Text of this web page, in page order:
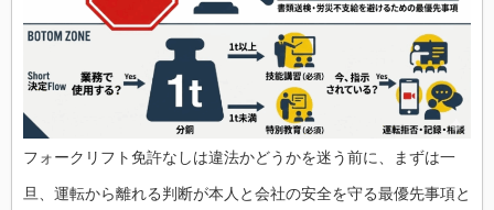
フォークリフト免許なしは違法かどうかを迷う前に、まずは一
旦、運転から離れる判断が本人と会社の安全を守る最優先事項と